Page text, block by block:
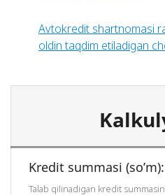
Avtokredit shartnomasi
oldin taqdim etiladigan
Kredit summasi (so’m):
Talab qilinadigan kredit